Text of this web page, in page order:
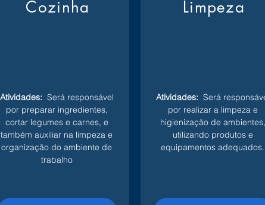
Cozinha
Atividades: Será responsável
por preparar ingredientes,
cortar legumes e carnes, e
também auxiliar na limpeza e
organização do ambiente de
trabalho
Limpeza
Atividades: Será
por realizar a limpeza e
higienização de ambientes,
utilizando produtos e
equipamentos adequados.